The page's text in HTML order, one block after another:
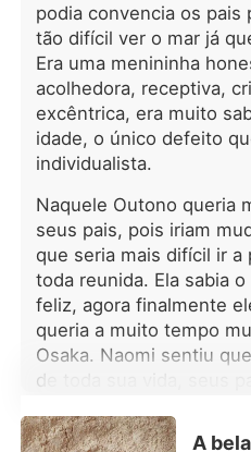
líder Alfa. Bryan Morrison
o líder
sozinho
tremerem. Por alguma
a esse
podia convencia os pais
tão difícil ver o mar já
Era uma menininha
acolhedora, receptiva,
excêntrica, era muito
idade, o único defeito
individualista.
Naquele Outono queria
seus pais, pois iriam
que seria mais difícil ir a
toda reunida. Ela sabia
feliz, agora finalmente
queria a muito tempo
Osaka. Naomi sentiu
de toda sua vida, seus
Naomi não queria A